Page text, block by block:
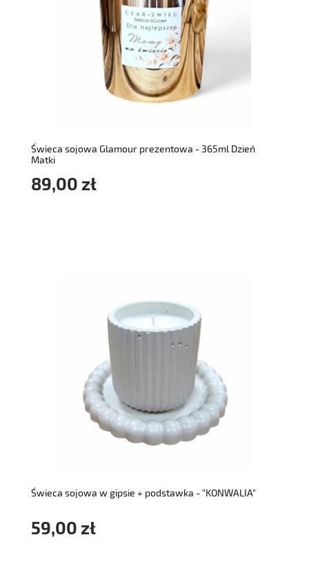
Świeca sojowa Glamour prezentowa - 365ml Dzień
Matki
89,00 zł
do koszyka
Świeca sojowa w gipsie + podstawka - "KONWALIA"
59,00 zł
do koszyka